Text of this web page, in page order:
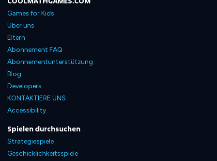
Games for Kids
Über uns
Eltern
Abonnement FAQ
Abonnementunterstützung
Blog
Developers
KONTAKTIERE UNS
Accessibility
Spielen durchsuchen
Strategiespiele
Geschicklichkeitsspiele